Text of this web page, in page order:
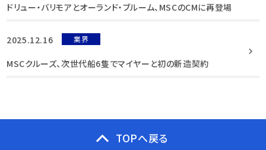
ドリュー・バリモアとオーランド・ブルーム、MSCのCMに再登場
2025.12.16 業界
MSCクルーズ、次世代船6隻でマイヤーと初の新造契約
TOPへ戻る